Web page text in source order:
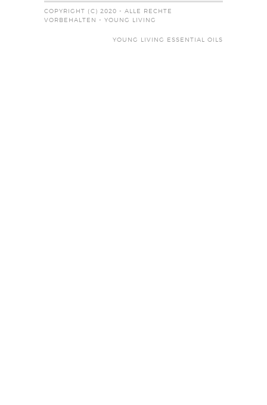
COPYRIGHT (C) 2020 - ALLE RECHTE
VORBEHALTEN - YOUNG LIVING
YOUNG LIVING ESSENTIAL OILS